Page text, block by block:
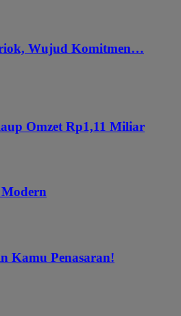
Wujud Komitmen…
Omzet Rp1,11 Miliar
Kamu Penasaran!